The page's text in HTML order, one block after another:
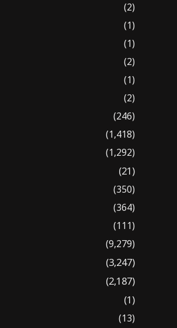
(2)
(1)
(1)
(2)
(1)
(2)
(246)
(1,418)
(1,292)
(21)
(350)
(364)
(111)
(9,279)
(3,247)
(2,187)
(1)
(13)